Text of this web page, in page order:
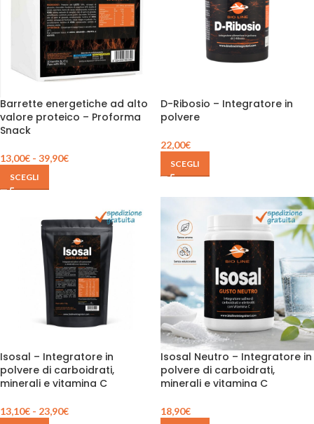
Barrette energetiche ad alto
valore proteico – Proforma
Snack
13,00€ - 39,90€
SCEGLI
D-Ribosio – Integratore in
polvere
22,00€
SCEGLI
Isosal – Integratore in
polvere di carboidrati,
minerali e vitamina C
13,10€ - 23,90€
Isosal Neutro – Integratore in
polvere di carboidrati,
minerali e vitamina C
18,90€